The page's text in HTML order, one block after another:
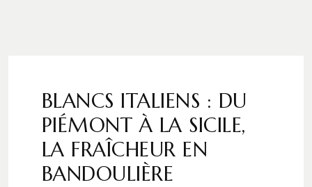
BLANCS ITALIENS : DU
PIÉMONT À LA SICILE,
LA FRAÎCHEUR EN
BANDOULIÈRE